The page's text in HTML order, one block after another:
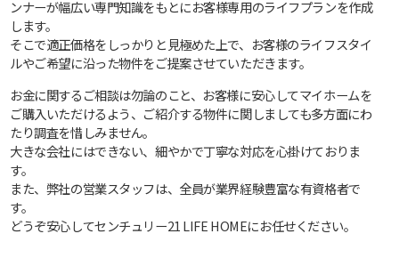
ンナーが幅広い専門知識をもとにお客様専用のライフプランを作成
します。
そこで適正価格をしっかりと見極めた上で、お客様のライフスタイ
ルやご希望に沿った物件をご提案させていただきます。
お金に関するご相談は勿論のこと、お客様に安心してマイホームを
ご購入いただけるよう、ご紹介する物件に関しましても多方面にわ
たり調査を惜しみません。
大きな会社にはできない、細やかで丁寧な対応を心掛けておりま
す。
また、弊社の営業スタッフは、全員が業界経験豊富な有資格者で
す。
どうぞ安心してセンチュリー21 LIFE HOMEにお任せください。